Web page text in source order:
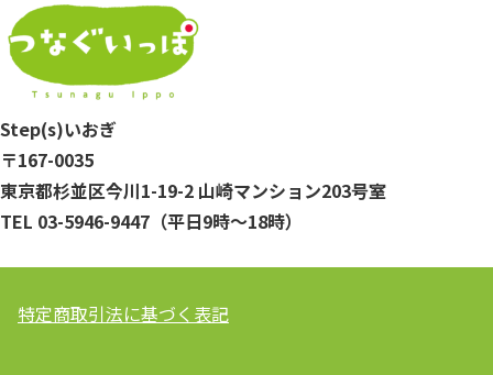
Step(s)いおぎ
〒167-0035
東京都杉並区今川1-19-2 山崎マンション203号室
TEL 03-5946-9447（平日9時～18時）
特定商取引法に基づく表記